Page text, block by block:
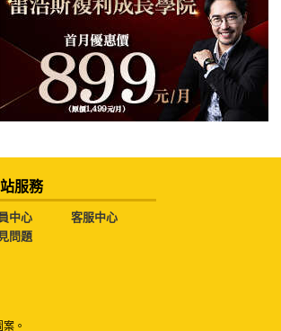
服務
中心
客服中心
問題
。